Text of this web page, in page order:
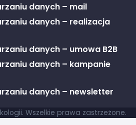
danych – mail
danych – realizacja
danych – umowa B2B
danych – kampanie
danych – newsletter
Wszelkie prawa zastrzeżone.